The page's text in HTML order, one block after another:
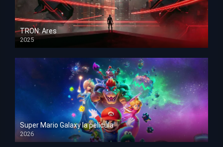
TRON: Ares
2025
HD 1080p
Super Mario Galaxy la película
2026
HD 1080p